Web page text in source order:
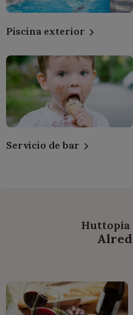
Piscina exterior
Servicio de bar